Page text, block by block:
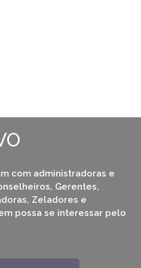
com administradoras e
Gerentes,
Zeladores e
possa se interessar pelo